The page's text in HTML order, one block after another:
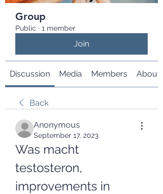
Group
Public · 1 member
Join
Discussion Media Members About
Back
Anonymous
September 17, 2023
Was macht
testosteron,
improvements in